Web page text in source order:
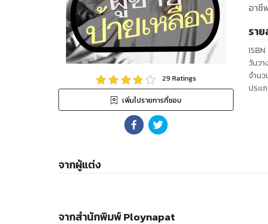
29 Ratings
เพิ่มไปรายการที่ชอบ
อาชี
รา
ISBN
วันวา
จำน
ประเ
จากผู้แต่ง
จากสำนักพิมพ์ Ploynapat